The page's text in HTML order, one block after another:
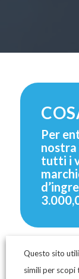
Per
nostra
tutti i
Questo sito
simili per scopi